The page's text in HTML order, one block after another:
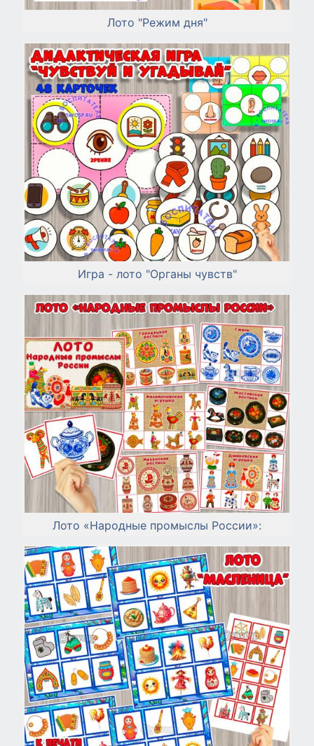
Лото "Режим дня"
Игра - лото "Органы чувств"
Лото «Народные промыслы России»: